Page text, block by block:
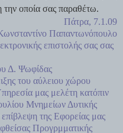
οποία σας παραθέτω.
Πάτρα, 7.1.09
Παπαντωνόπουλο
επιστολής σας σας
Δ. Ψωφίδας
του αύλειου χώρου
μας μελέτη κατόπιν
Μνημείων Δυτικής
της Εφορείας μας
Προγρμματικής